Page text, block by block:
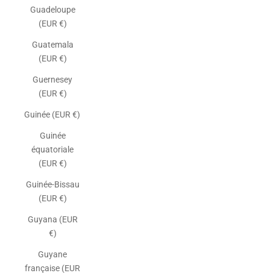
Guadeloupe
(EUR €)
Guatemala
(EUR €)
Guernesey
(EUR €)
Guinée (EUR €)
Guinée
équatoriale
(EUR €)
Guinée-Bissau
(EUR €)
Guyana (EUR
€)
Guyane
française (EUR